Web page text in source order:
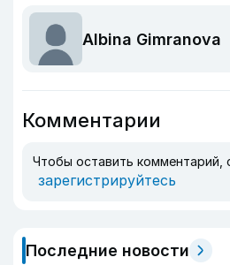
Albina Gimranova
Комментарии
Чтобы оставить комментарий,
зарегистрируйтесь
Последние новости